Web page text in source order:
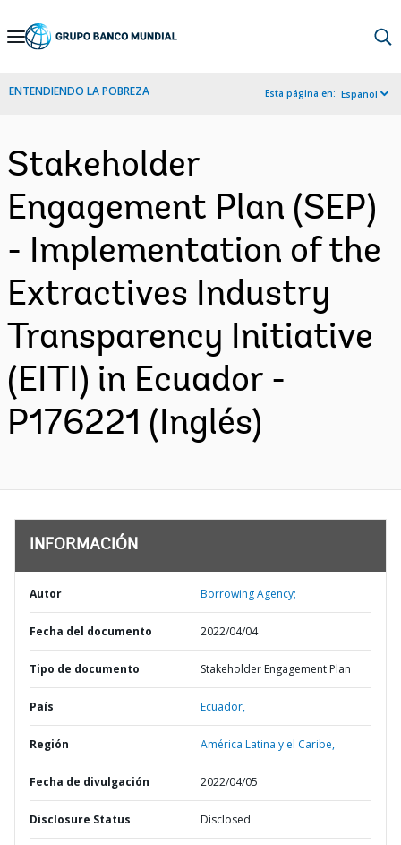
Skip
Navigation
ENTENDIENDO LA POBREZA Esta página en: Español
Stakeholder
Engagement Plan (SEP)
- Implementation of the
Extractives Industry
Transparency Initiative
(EITI) in Ecuador -
P176221 (Inglés)
INFORMACIÓN
Autor Borrowing Agency;
Fecha del documento 2022/04/04
Tipo de documento Stakeholder Engagement Plan
País Ecuador,
Región América Latina y el Caribe,
Fecha de divulgación 2022/04/05
Disclosure Status Disclosed